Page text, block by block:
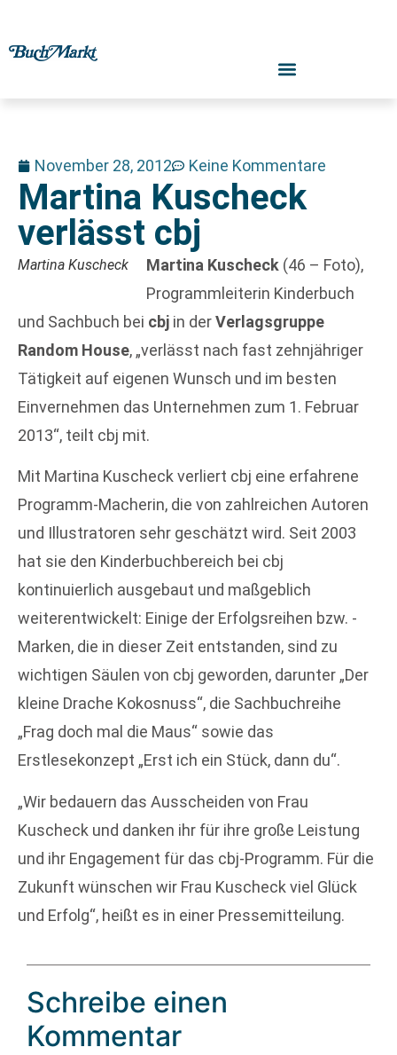
November 28, 2012 Keine Kommentare
Martina Kuscheck
verlässt cbj
Martina Kuscheck Martina Kuscheck (46 – Foto),
Programmleiterin Kinderbuch
und Sachbuch bei cbj in derVerlagsgruppe
Random House, „verlässt nach fast zehnjähriger
Tätigkeit auf eigenen Wunsch und im besten
Einvernehmen das Unternehmen zum 1. Februar
2013“, teilt cbj mit.
Mit Martina Kuscheck verliert cbj eine erfahrene
Programm-Macherin, die von zahlreichen Autoren
und Illustratoren sehr geschätzt wird. Seit 2003
hat sie den Kinderbuchbereich bei cbj
kontinuierlich ausgebaut und maßgeblich
weiterentwickelt: Einige der Erfolgsreihen bzw. -
Marken, die in dieser Zeit entstanden, sind zu
wichtigen Säulen von cbj geworden, darunter „Der
kleine Drache Kokosnuss“, die Sachbuchreihe
„Frag doch mal die Maus“ sowie das
Erstlesekonzept „Erst ich ein Stück, dann du“.
„Wir bedauern das Ausscheiden von Frau
Kuscheck und danken ihr für ihre große Leistung
und ihr Engagement für das cbj-Programm. Für die
Zukunft wünschen wir Frau Kuscheck viel Glück
und Erfolg“, heißt es in einer Pressemitteilung.
Schreibe einen
Kommentar